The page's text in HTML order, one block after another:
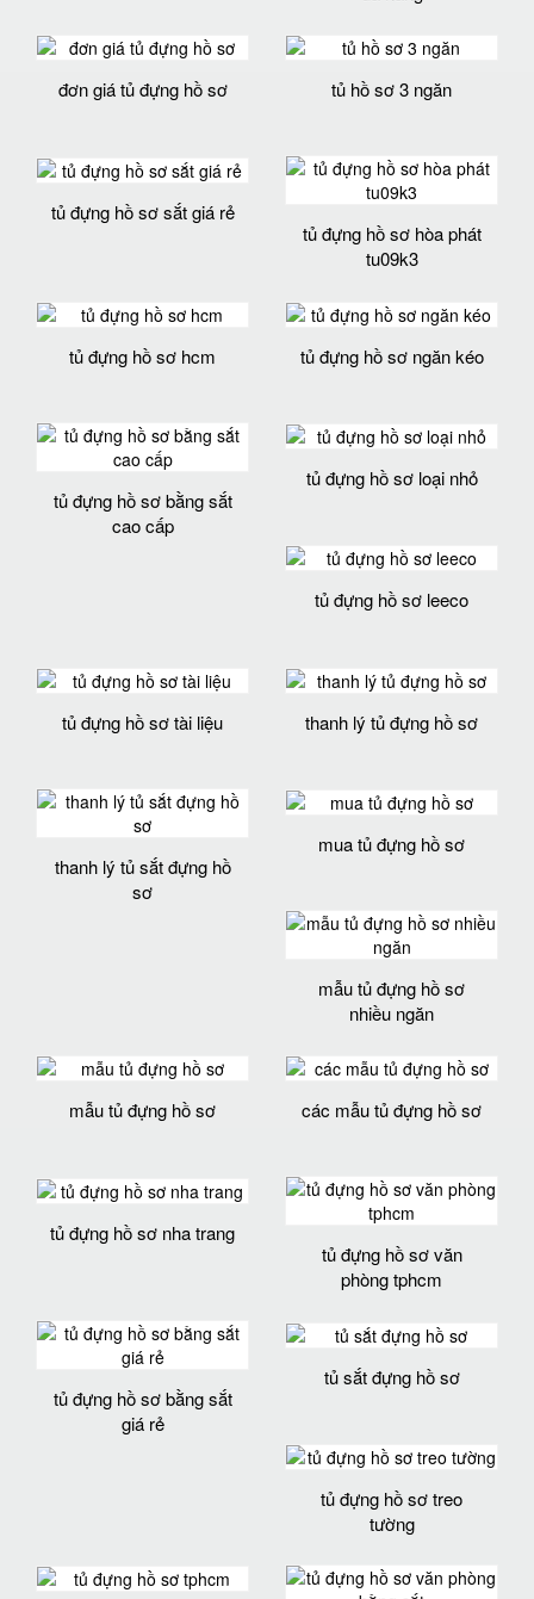
đơn giá tủ đựng hồ sơ tủ hồ sơ 3 ngăn
tủ đựng hồ sơ sắt giá rẻ
tủ đựng hồ sơ hòa phát
tu09k3
tủ đựng hồ sơ hcm tủ đựng hồ sơ ngăn kéo
tủ đựng hồ sơ bằng sắt
cao cấp
tủ đựng hồ sơ loại nhỏ
tủ đựng hồ sơ leeco
tủ đựng hồ sơ tài liệu thanh lý tủ đựng hồ sơ
thanh lý tủ sắt đựng hồ
sơ
mua tủ đựng hồ sơ
mẫu tủ đựng hồ sơ
nhiều ngăn
mẫu tủ đựng hồ sơ các mẫu tủ đựng hồ sơ
tủ đựng hồ sơ nha trang
tủ đựng hồ sơ văn
phòng tphcm
tủ đựng hồ sơ bằng sắt
giá rẻ
tủ sắt đựng hồ sơ
tủ đựng hồ sơ treo
tường